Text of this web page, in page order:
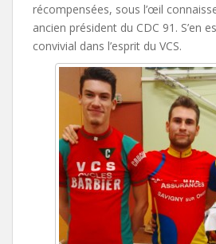
récompensées, sous l’œil
ancien président du CDC 91. S’en
convivial dans l’esprit du VCS.